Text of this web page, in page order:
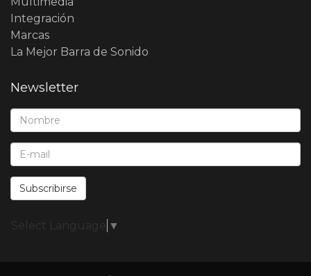
Integración
Marcas
La Mejor Barra de Sonido
Newsletter
Nombre*:
E-Mail*:
Subscribirse
Select Language ▼